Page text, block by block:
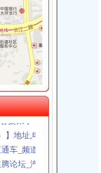
成都公交网
_金凤征吧_珍爱网
金凤会_珍爱网
浪财经_新浪网
个行！！！！！_百度知
案来了-车务代办-重庆风
】地址,电话,团购,订餐,营
车_频道_凤凰网
论坛_汽车之家论坛
录_中国互动玩具类玩具